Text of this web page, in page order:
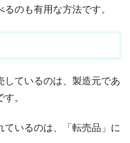
のも有用な方法です。
しているのは、製造元であ
。
ているのは、「転売品」に